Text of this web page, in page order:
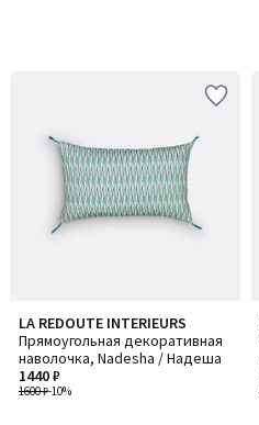
LA REDOUTE INTERIEURS
Прямоугольная декоративная
наволочка, Nadesha / Надеша
1600 ₽-10%
1440 ₽